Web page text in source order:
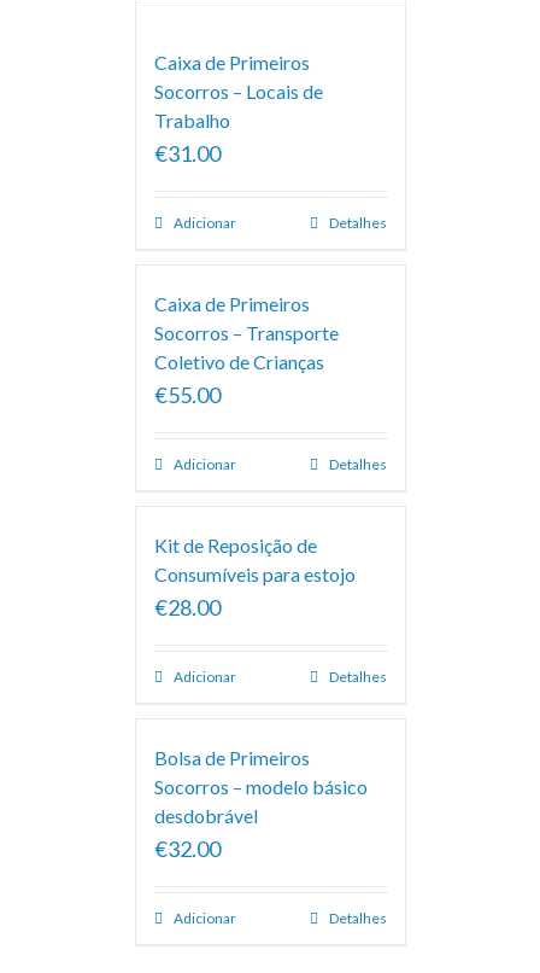
Caixa de Primeiros
Socorros – Locais de
Trabalho
€31.00
Adicionar Detalhes
Caixa de Primeiros
Socorros – Transporte
Coletivo de Crianças
€55.00
Adicionar Detalhes
Kit de Reposição de
Consumíveis para estojo
€28.00
Adicionar Detalhes
Bolsa de Primeiros
Socorros – modelo básico
desdobrável
€32.00
Adicionar Detalhes